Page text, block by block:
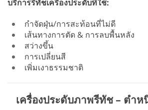
บริการรีทัชเครื่องประดับที่ใช้:
กำจัดฝุ่น/การสะท้อนที่ไม่ดี
เส้นทางการตัด & การลบพื้นหลัง
สว่างขึ้น
การเปลี่ยนสี
เพิ่มเงาธรรมชาติ
เครื่องประดับภาพรีทัช – ตำ